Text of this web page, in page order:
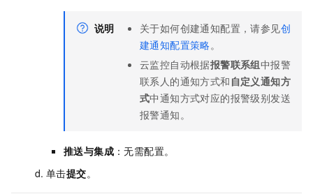
说明 关于如何创建通知配置，请参见创
建通知配置策略。
云监控自动根据报警联系组中报警
联系人的通知方式和 自定义通知方
式中通知方式对应的报警级别发送
报警通知。
推送与集成 ：无需配置。
单击提交。